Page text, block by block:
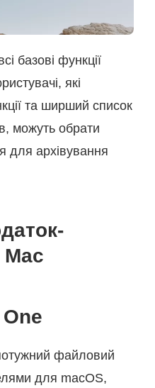
базові функції
які
та ширший список
можуть обрати
для архівування
Mac
файловий
для macOS,